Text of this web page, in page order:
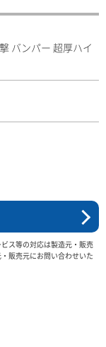
バンパー 超厚ハイ
ス等の対応は製造元・販売
販売元にお問い合わせいた